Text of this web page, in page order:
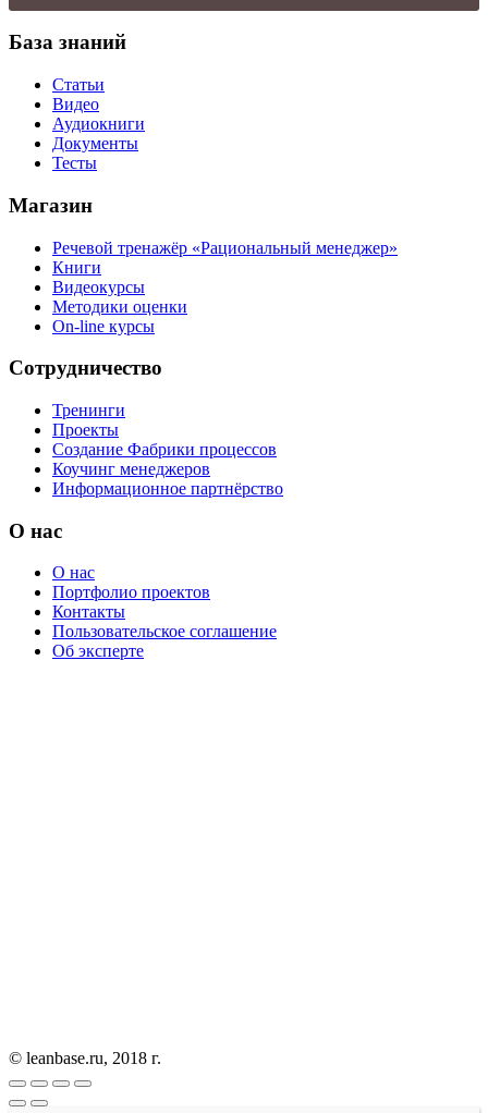
База знаний
Статьи
Видео
Аудиокниги
Документы
Тесты
Магазин
Речевой тренажёр «Рациональный менеджер»
Книги
Видеокурсы
Методики оценки
On-line курсы
Сотрудничество
Тренинги
Проекты
Создание Фабрики процессов
Коучинг менеджеров
Информационное партнёрство
О нас
О нас
Портфолио проектов
Контакты
Пользовательское соглашение
Об эксперте
© leanbase.ru, 2018 г.